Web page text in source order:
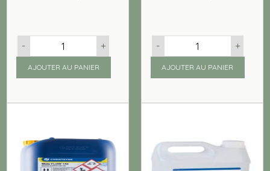
- +
AJOUTER AU PANIER
- +
AJOUTER AU PANIER